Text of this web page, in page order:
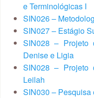
e Terminológicas I
SIN026 –
SIN027 – Estágio
SIN028 – Projeto
Denise e Ligia
SIN028 – Projeto
Leilah
SIN030 – Pesquisa